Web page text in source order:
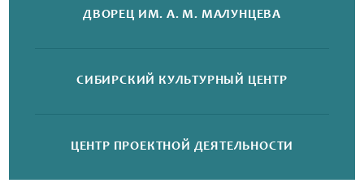
ДВОРЕЦ ИМ. А. М. МАЛУНЦЕВА
СИБИРСКИЙ КУЛЬТУРНЫЙ ЦЕНТР
ЦЕНТР ПРОЕКТНОЙ ДЕЯТЕЛЬНОСТИ